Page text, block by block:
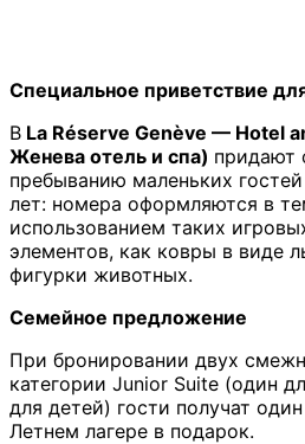
Специальное приветствие
В La Réserve Genève — Hotel
Женева отель и спа) придают
пребыванию маленьких
лет: номера оформляются в
использованием таких
элементов, как ковры в виде
фигурки животных.
Семейное предложение
При бронировании двух
категории Junior Suite (один
для детей) гости получат
Летнем лагере в подарок.